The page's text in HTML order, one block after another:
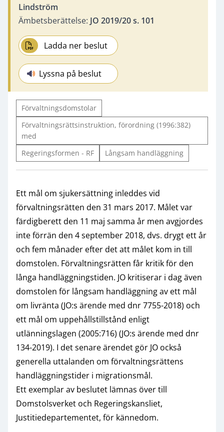
Lindström
Ämbetsberättelse: JO 2019/20 s. 101
Ladda ner beslut
Lyssna på beslut
Förvaltningsdomstolar
Förvaltningsrättsinstruktion, förordning (1996:382)
med
Regeringsformen - RF
Långsam handläggning
Ett mål om sjukersättning inleddes vid
förvaltningsrätten den 31 mars 2017. Målet var
färdigberett den 11 maj samma år men avgjordes
inte förrän den 4 september 2018, dvs. drygt ett år
och fem månader efter det att målet kom in till
domstolen. Förvaltningsrätten får kritik för den
långa handläggningstiden. JO kritiserar i dag även
domstolen för långsam handläggning av ett mål
om livränta (JO:s ärende med dnr 7755-2018) och
ett mål om uppehållstillstånd enligt
utlänningslagen (2005:716) (JO:s ärende med dnr
134-2019). I det senare ärendet gör JO också
generella uttalanden om förvaltningsrättens
handläggningstider i migrationsmål.
Ett exemplar av beslutet lämnas över till
Domstolsverket och Regeringskansliet,
Justitiedepartementet, för kännedom.